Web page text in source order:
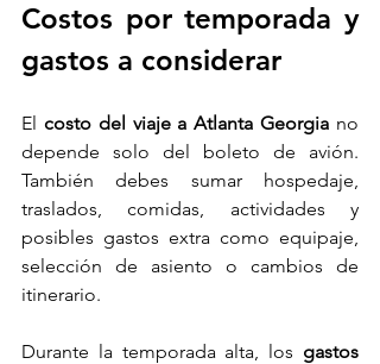
Costos por temporada y
gastos a considerar
El costo del viaje a Atlanta Georgia no
depende solo del boleto de avión.
También debes sumar hospedaje,
traslados, comidas, actividades y
posibles gastos extra como equipaje,
selección de asiento o cambios de
itinerario.
Durante la temporada alta, los gastos